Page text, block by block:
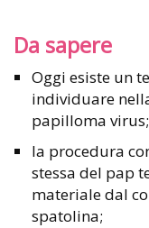
Da sapere
Oggi esiste un
individuare
papilloma virus;
la procedura
stessa del pap
materiale dal
spatolina;